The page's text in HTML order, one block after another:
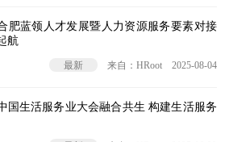
肥蓝领人才发展暨人力资源服务要素对接
航
最新 来自：HRoot 2025-08-04
国生活服务业大会融合共生 构建生活服务